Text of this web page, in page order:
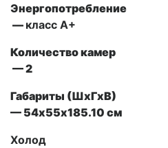
Энергопотребление
— класс А+
Количество камер
— 2
Габариты (ШxГxВ)
— 54х55х185.10 см
Холод